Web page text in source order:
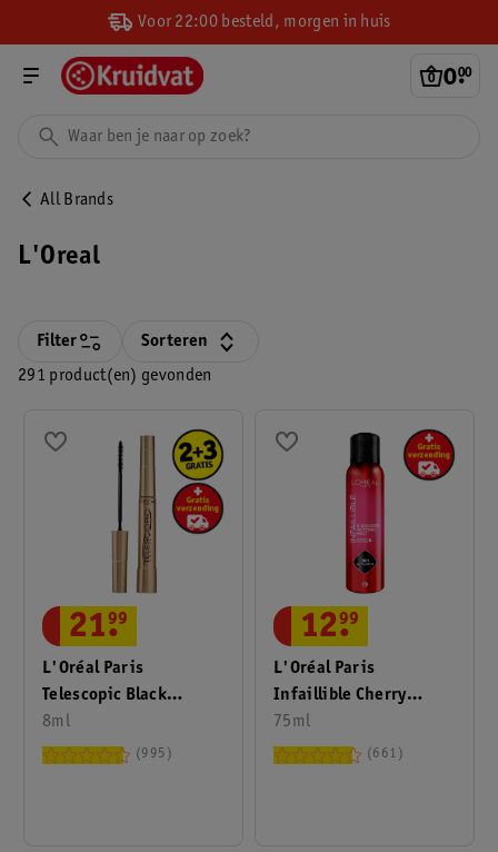
Voor 22:00 besteld, morgen in huis
0.
00
All Brands
L'Oreal
291 product(en) gevonden
Filter Sorteren
L'Oréal Paris
Telescopic Black
Mascara
8ml
21.
99
995
L'Oréal Paris
Infaillible Cherry
Edition 3-Second
Setting Mist
75ml
12.
99
661